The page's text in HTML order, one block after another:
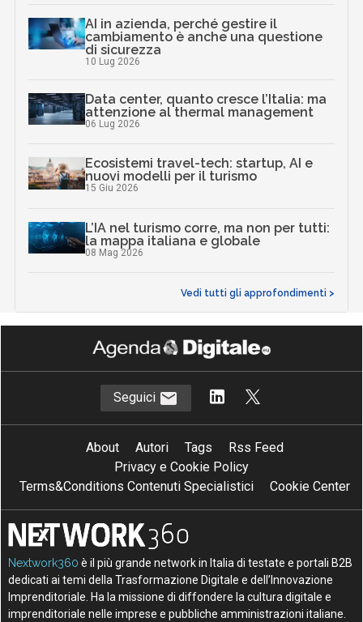
AI in azienda, perché gestire il
cambiamento è anche una questione
di sicurezza
10 Lug 2026
Data center, quanto cresce l’Italia: ma
attenzione al thermal management
06 Lug 2026
Ecosistemi travel-tech: startup, AI e
nuovi modelli per il turismo
15 Giu 2026
L’IA nel turismo corre, ma non per tutti:
la mappa italiana e globale
08 Mag 2026
Vedi tutti gli approfondimenti >
Seguici
About Autori Tags
Rss Feed
Privacy e Cookie Policy
Terms&Conditions Contenuti Specialistici
Cookie Center
Nextwork360 è il più grande network in Italia di testate e portali B2B
dedicati ai temi della Trasformazione Digitale e dell’Innovazione
Imprenditoriale. Ha la missione di diffondere la cultura digitale e
imprenditoriale nelle imprese e pubbliche amministrazioni italiane.